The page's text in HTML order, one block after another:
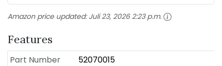
Amazon price updated: Juli 23, 2026 2:23 p.m.
Features
Part Number
52070015